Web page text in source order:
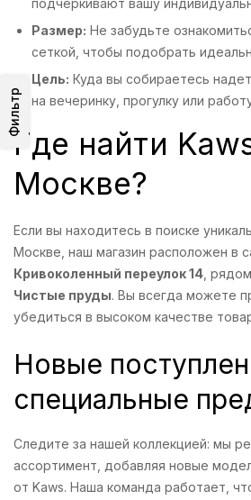
Фильтр
подчеркивают вашу
Размер: Не забудьте
сеткой, чтобы подобрать
Цель: Куда вы собираетесь
на вечеринку, прогулку или
Где найти
Москве?
Если вы находитесь в поиске
Москве, наш магазин расположен в
Кривоколенный переулок 14 ,
Чистые пруды. Вы всегда можете
убедиться в высоком качестве
Новые
специальные
Следите за нашей коллекцией: мы
ассортимент, добавляя новые
от Kaws. Наша команда работает,